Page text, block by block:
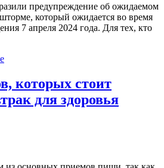
предупреждение об ожидаемом
который ожидается во время
7 апреля 2024 года. Для тех, кто
которых стоит
для здоровья